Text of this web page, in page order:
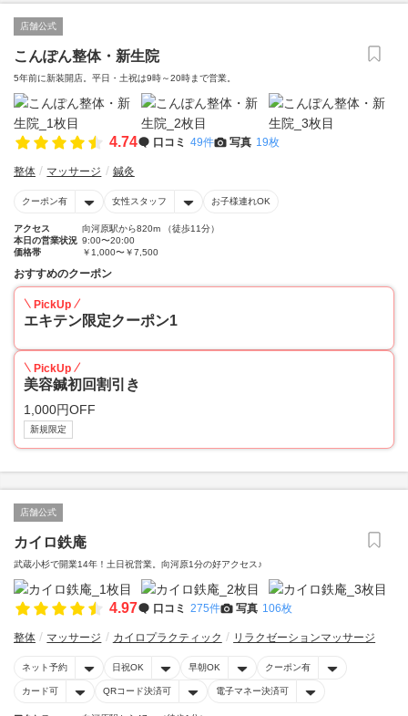
店舗公式
こんぽん整体・新生院
5年前に新装開店。平日・土祝は9時～20時まで営業。
4.74 口コミ 49件 写真 19枚
整体 マッサージ 鍼灸
クーポン有 女性スタッフ お子様連れOK
アクセス
向河原駅から820m （徒歩11分）
本日の営業状況 9:00〜20:00
価格帯
￥1,000〜￥7,500
おすすめのクーポン
PickUp
エキテン限定クーポン1
PickUp
美容鍼初回割引き
1,000円OFF
新規限定
店舗公式
カイロ鉄庵
武蔵小杉で開業14年！土日祝営業。向河原1分の好アクセス♪
4.97 口コミ 275件 写真 106枚
整体 マッサージ カイロプラクティック リラクゼーションマッサージ
ネット予約 日祝OK 早朝OK クーポン有
カード可 QRコード決済可 電子マネー決済可